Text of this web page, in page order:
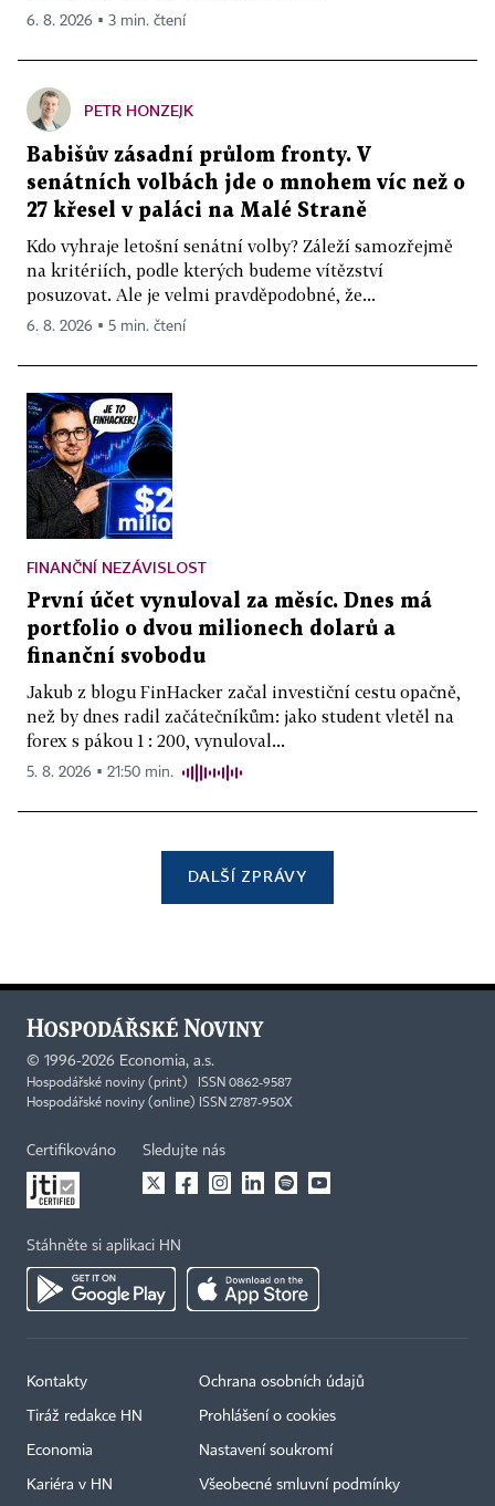
6. 8. 2026 ▪ 3 min. čtení
PETR HONZEJK
Babišův zásadní průlom fronty. V
senátních volbách jde o mnohem víc než o
27 křesel v paláci na Malé Straně
Kdo vyhraje letošní senátní volby? Záleží samozřejmě
na kritériích, podle kterých budeme vítězství
posuzovat. Ale je velmi pravděpodobné, že...
6. 8. 2026 ▪ 5 min. čtení
FINANČNÍ NEZÁVISLOST
První účet vynuloval za měsíc. Dnes má
portfolio o dvou milionech dolarů a
finanční svobodu
Jakub z blogu FinHacker začal investiční cestu opačně,
než by dnes radil začátečníkům: jako student vletěl na
forex s pákou 1 : 200, vynuloval...
5. 8. 2026 ▪ 21:50 min.
DALŠÍ ZPRÁVY
© 1996-2026 Economia, a.s.
Hospodářské noviny (print) ISSN 0862-9587
Hospodářské noviny (online) ISSN 2787-950X
Certifikováno Sledujte nás
Stáhněte si aplikaci HN
Kontakty
Tiráž redakce HN
Economia
Kariéra v HN
Ochrana osobních údajů
Prohlášení o cookies
Nastavení soukromí
Všeobecné smluvní podmínky